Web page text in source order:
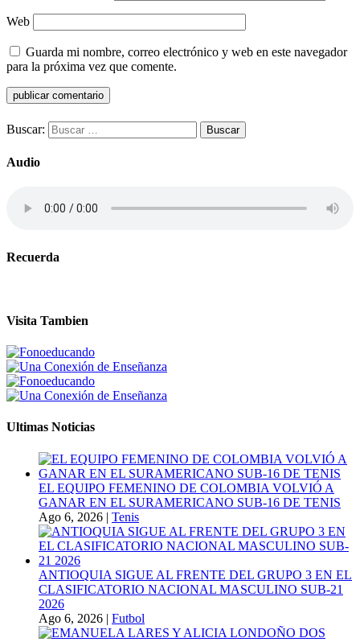
Web
Guarda mi nombre, correo electrónico y web en este navegador
para la próxima vez que comente.
Buscar:
Audio
Recuerda
Visita Tambien
Ultimas Noticias
EL EQUIPO FEMENINO DE COLOMBIA VOLVIÓ A
GANAR EN EL SURAMERICANO SUB-16 DE TENIS
Ago 6, 2026 | Tenis
ANTIOQUIA SIGUE AL FRENTE DEL GRUPO 3 EN EL
CLASIFICATORIO NACIONAL MASCULINO SUB-21
2026
Ago 6, 2026 | Futbol